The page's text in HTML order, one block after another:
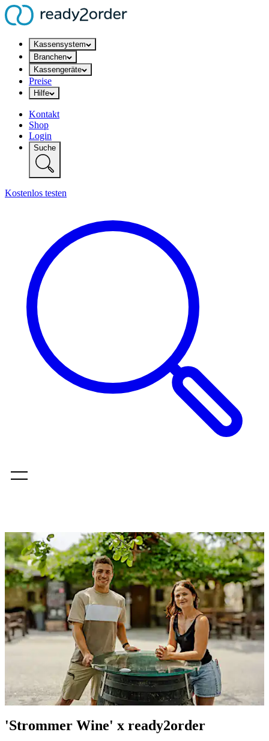
Kassensystem
Branchen
Kassengeräte
Preise
Hilfe
Kontakt
Shop
Login
Suche
Kostenlos testen
'Strommer Wine' x ready2order